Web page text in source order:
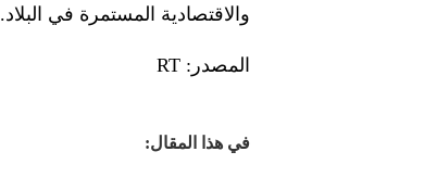
والاقتصادية المستمرة في البلاد.
المصدر: RT
في هذا المقال: